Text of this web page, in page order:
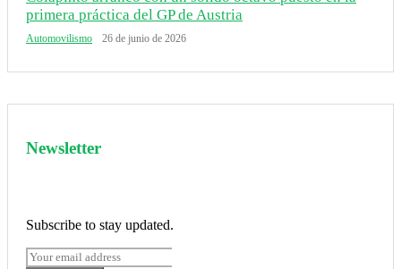
primera práctica del GP de Austria
Automovilismo 26 de junio de 2026
Newsletter
Subscribe to stay updated.